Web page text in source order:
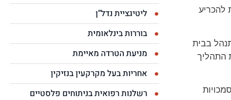
להכריע
בבית
התהליך
ליטיגציית נדל”ן
בוררות בינלאומית
מניעת הטרדה מאיימת
אחריות בעל מקרקעין בנזיקין
רשלנות רפואית בניתוחים פלסטיים